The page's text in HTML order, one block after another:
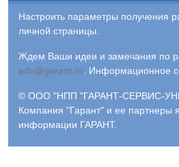
Настроить параметры получения
личной страницы.
Ждем Ваши идеи и замечания по
adv@garant.ru
Информационное
© ООО "НПП "ГАРАНТ-СЕРВИС-
Компания "Гарант" и ее партнеры
информации ГАРАНТ.